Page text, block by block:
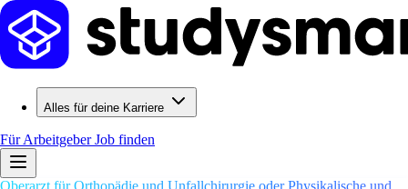
Alles für deine Karriere
Für ArbeitgeberJob finden
Oberarzt für Orthopädie und Unfallchirurgie oder Physikalische und